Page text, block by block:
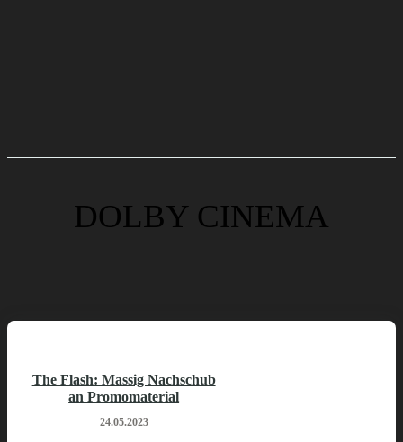
DOLBY CINEMA
The Flash: Massig Nachschub
an Promomaterial
24.05.2023